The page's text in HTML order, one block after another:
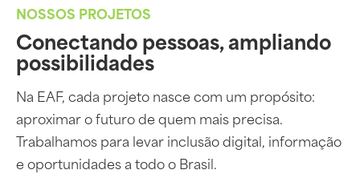
NOSSOS PROJETOS
Conectando pessoas, ampliando
possibilidades
Na EAF, cada projeto nasce com um propósito:
aproximar o futuro de quem mais precisa.
Trabalhamos para levar inclusão digital, informação
e oportunidades a todo o Brasil.